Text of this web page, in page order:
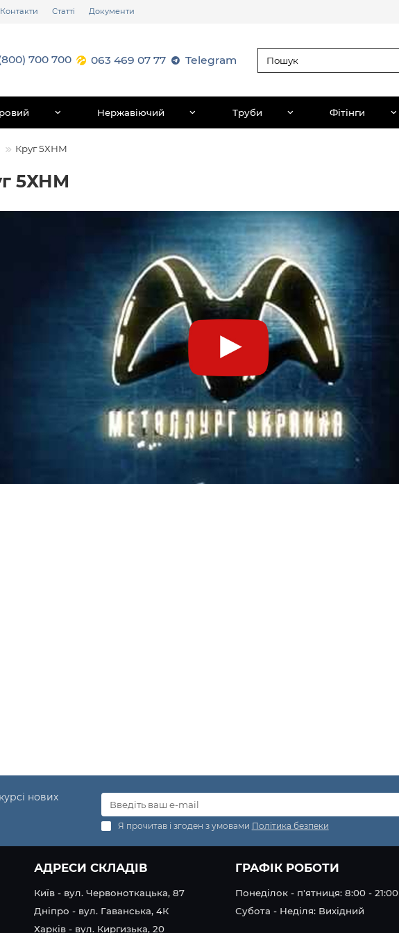
Контакти Статті Документи
700 700 063 469 07 77 Telegram
Нержавіючий Труби Фітінги
Круг 5ХНМ
5ХНМ
нових
Я прочитав і згоден з умовами Політика безпеки
АДРЕСИ СКЛАДІВ
Київ - вул. Червоноткацька, 87
Дніпро - вул. Гаванська, 4К
Харків - вул. Киргизька, 20
ГРАФІК РОБОТИ
Понеділок - п'ятниця: 8:00 - 21:00
Субота - Неділя: Вихідний